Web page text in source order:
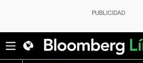
PUBLICIDAD